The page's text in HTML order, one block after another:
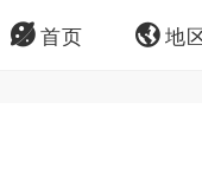
首页 地